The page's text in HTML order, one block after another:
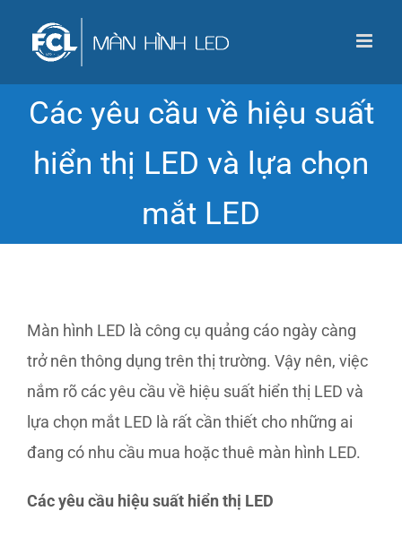
Các yêu cầu về hiệu suất
hiển thị LED và lựa chọn
mắt LED
Màn hình LED là công cụ quảng cáo ngày càng
trở nên thông dụng trên thị trường. Vậy nên, việc
nắm rõ các yêu cầu về hiệu suất hiển thị LED và
lựa chọn mắt LED là rất cần thiết cho những ai
đang có nhu cầu mua hoặc thuê màn hình LED.
Các yêu cầu hiệu suất hiển thị LED